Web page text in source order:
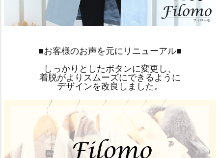
■お客様のお声を元にリニューアル■
しっかりとしたボタンに変更し、
着脱がよりスムーズにできるように
デザインを改良しました。